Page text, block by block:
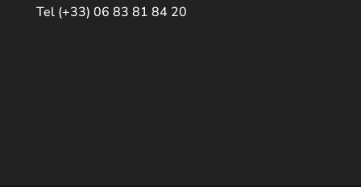
Tel (+33) 06 83 81 84 20